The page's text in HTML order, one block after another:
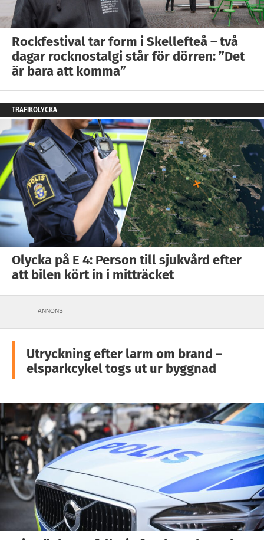
Rockfestival tar form i Skellefteå – två
dagar rocknostalgi står för dörren: ”Det
är bara att komma”
TRAFIKOLYCKA
Olycka på E 4: Person till sjukvård efter
att bilen kört in i mitträcket
ANNONS
Utryckning efter larm om brand –
elsparkcykel togs ut ur byggnad